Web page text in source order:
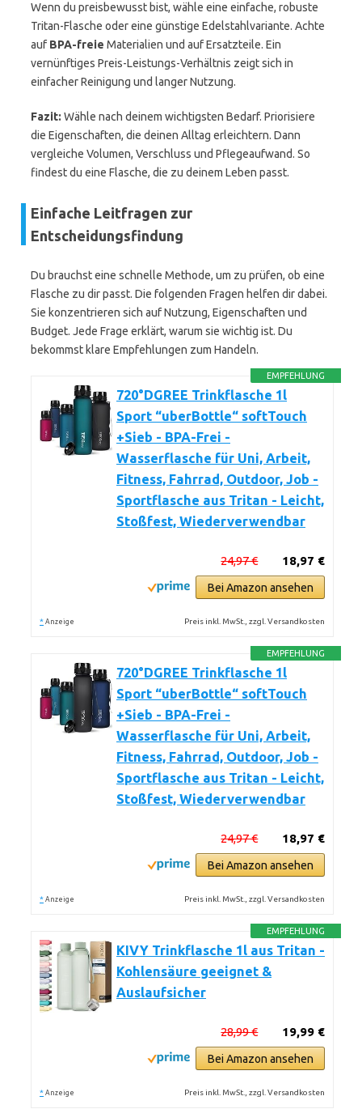
Wenn du preisbewusst bist, wähle eine einfache, robuste
Tritan-Flasche oder eine günstige Edelstahlvariante. Achte
auf BPA-freie Materialien und auf Ersatzteile. Ein
vernünftiges Preis-Leistungs-Verhältnis zeigt sich in
einfacher Reinigung und langer Nutzung.
Fazit: Wähle nach deinem wichtigsten Bedarf. Priorisiere
die Eigenschaften, die deinen Alltag erleichtern. Dann
vergleiche Volumen, Verschluss und Pflegeaufwand. So
findest du eine Flasche, die zu deinem Leben passt.
Einfache Leitfragen zur
Entscheidungsfindung
Du brauchst eine schnelle Methode, um zu prüfen, ob eine
Flasche zu dir passt. Die folgenden Fragen helfen dir dabei.
Sie konzentrieren sich auf Nutzung, Eigenschaften und
Budget. Jede Frage erklärt, warum sie wichtig ist. Du
bekommst klare Empfehlungen zum Handeln.
EMPFEHLUNG
720°DGREE Trinkflasche 1l
Sport “uberBottle“ softTouch
+Sieb - BPA-Frei -
Wasserflasche für Uni, Arbeit,
Fitness, Fahrrad, Outdoor, Job -
Sportflasche aus Tritan - Leicht,
Stoßfest, Wiederverwendbar
18,97 €
24,97 €
Bei Amazon ansehen
* Anzeige Preis inkl. MwSt., zzgl. Versandkosten
EMPFEHLUNG
720°DGREE Trinkflasche 1l
Sport “uberBottle“ softTouch
+Sieb - BPA-Frei -
Wasserflasche für Uni, Arbeit,
Fitness, Fahrrad, Outdoor, Job -
Sportflasche aus Tritan - Leicht,
Stoßfest, Wiederverwendbar
18,97 €
24,97 €
Bei Amazon ansehen
* Anzeige Preis inkl. MwSt., zzgl. Versandkosten
EMPFEHLUNG
KIVY Trinkflasche 1l aus Tritan -
Kohlensäure geeignet &
Auslaufsicher
19,99 €
28,99 €
Bei Amazon ansehen
* Anzeige Preis inkl. MwSt., zzgl. Versandkosten